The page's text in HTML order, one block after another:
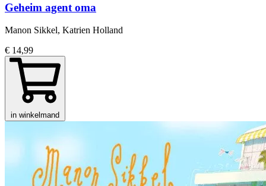
Geheim agent oma
Manon Sikkel, Katrien Holland
€ 14,99
in winkelmand